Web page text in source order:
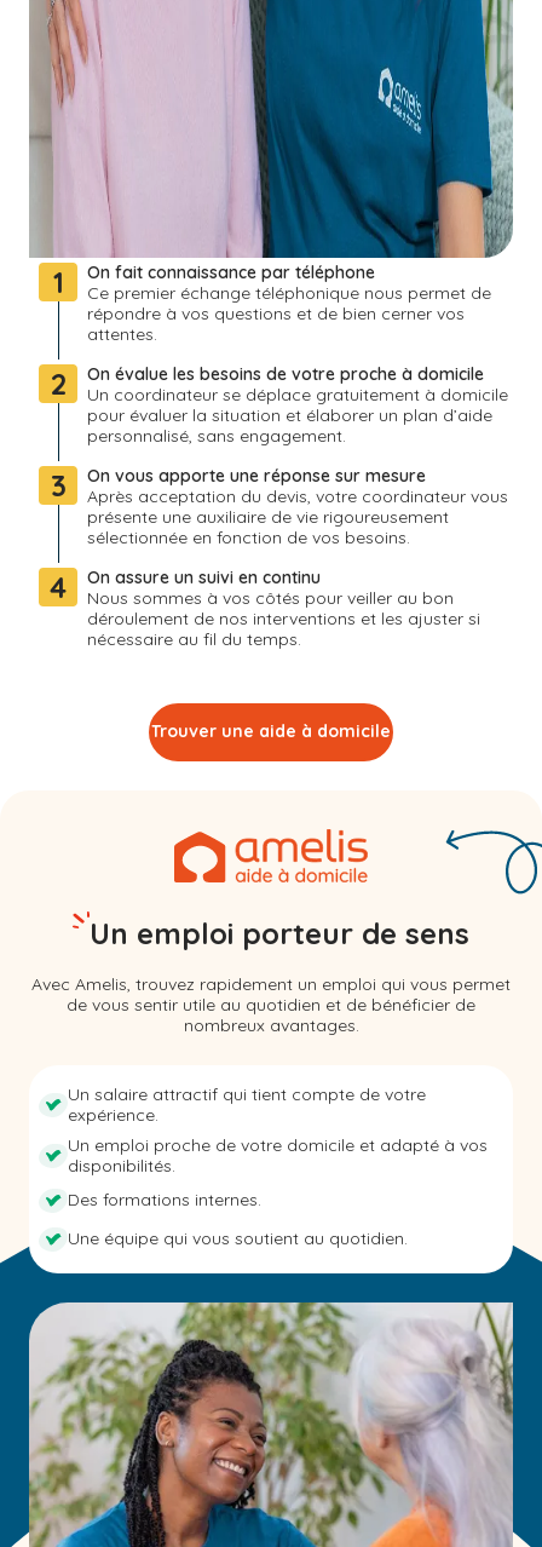
1
On fait connaissance par téléphone
Ce premier échange téléphonique nous permet de
répondre à vos questions et de bien cerner vos
attentes.
2
On évalue les besoins de votre proche à domicile
Un coordinateur se déplace gratuitement à domicile
pour évaluer la situation et élaborer un plan d’aide
personnalisé, sans engagement.
3
On vous apporte une réponse sur mesure
Après acceptation du devis, votre coordinateur vous
présente une auxiliaire de vie rigoureusement
sélectionnée en fonction de vos besoins.
4
On assure un suivi en continu
Nous sommes à vos côtés pour veiller au bon
déroulement de nos interventions et les ajuster si
nécessaire au fil du temps.
Trouver une aide à domicile
Un emploi porteur de sens
Avec Amelis, trouvez rapidement un emploi qui vous permet
de vous sentir utile au quotidien et de bénéficier de
nombreux avantages.
Un salaire attractif qui tient compte de votre
expérience.
Un emploi proche de votre domicile et adapté à vos
disponibilités.
Des formations internes.
Une équipe qui vous soutient au quotidien.